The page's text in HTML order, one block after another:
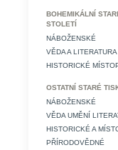
BOHEMIKÁLNÍ
STOLETÍ
NÁBOŽENSKÉ
VĚDA A LITERATURA
HISTORICKÉ
OSTATNÍ STARÉ
NÁBOŽENSKÉ
VĚDA UMĚNÍ
HISTORICKÉ A
PŘÍRODOVĚDNÉ